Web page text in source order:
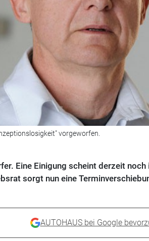
vorgeworfen.
Eine Einigung scheint derzeit noch
sorgt nun eine
AUTOHAUS bei Google